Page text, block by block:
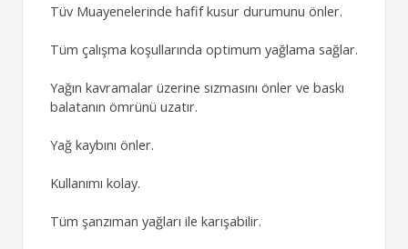
Tüv Muayenelerinde hafif kusur durumunu önler.
Tüm çalışma koşullarında optimum yağlama sağlar.
Yağın kavramalar üzerine sızmasını önler ve baskı
balatanın ömrünü uzatır.
Yağ kaybını önler.
Kullanımı kolay.
Tüm şanzıman yağları ile karışabilir.